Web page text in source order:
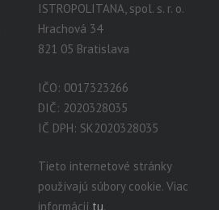
ISTROPOLITANA, spol. s. r. o.
Hrachová 34
821 05 Bratislava
IČO: 0017323266
DIČ: 2020328035
IČ DPH: SK2020328035
Tieto internetové stránky
používajú súbory cookie. Viac
informácií tu.